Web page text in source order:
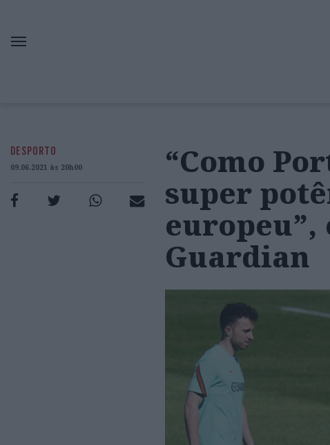
DESPORTO
09.06.2021 às 20h00
“Como
super
europeu”,
Guardian